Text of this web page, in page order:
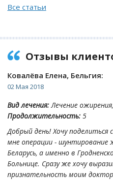
Все статьи
Отзывы
Ковалёва Елена, Бельгия:
02 Мая 2018
Вид лечения:Лечение
Продолжительность: 5
Добрый день! Хочу поделиться
мне операции - шунтирование
Беларусь, а именно в
Больнице. Сразу же хочу
признательность моим